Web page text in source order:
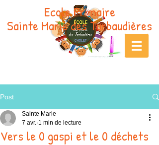
Ecole Primaire
Sainte Marie des Turbaudières
Post
Vers le 0 gaspi et le 0 déchets
Sainte Marie
7 avr. 1 min de lecture